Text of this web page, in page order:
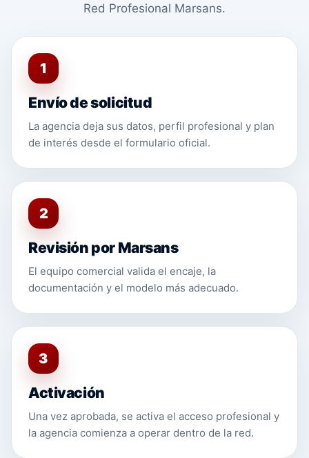
Red Profesional Marsans.
1
Envío de solicitud
La agencia deja sus datos, perfil profesional y plan
de interés desde el formulario oficial.
2
Revisión por Marsans
El equipo comercial valida el encaje, la
documentación y el modelo más adecuado.
3
Activación
Una vez aprobada, se activa el acceso profesional y
la agencia comienza a operar dentro de la red.